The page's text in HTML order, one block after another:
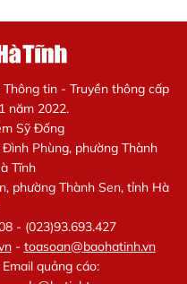
tin - Truyền thông cấp
năm 2022.
Sỹ Đống
Phùng, phường Thành
Tĩnh
phường Thành Sen, tỉnh Hà
- (023)93.693.427
- toasoan@baohatinh.vn
quảng cáo: